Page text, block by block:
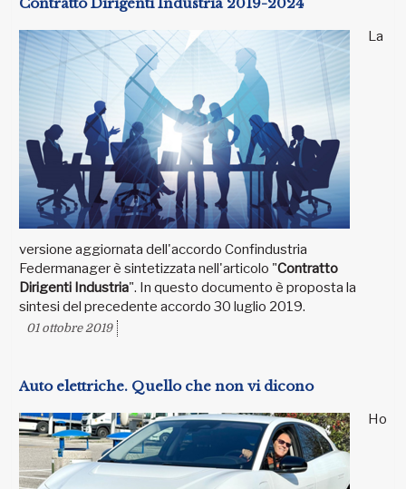
La
versione aggiornata dell'accordo Confindustria
Federmanager è sintetizzata nell'articolo "Contratto
Dirigenti Industria". In questo documento è proposta la
sintesi del precedente accordo 30 luglio 2019.
01 ottobre 2019
Auto elettriche. Quello che non vi dicono
Ho